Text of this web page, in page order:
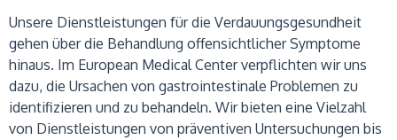
Unsere Dienstleistungen für die Verdauungsgesundheit
gehen über die Behandlung offensichtlicher Symptome
hinaus. Im European Medical Center verpflichten wir uns
dazu, die Ursachen von gastrointestinale Problemen zu
identifizieren und zu behandeln. Wir bieten eine Vielzahl
von Dienstleistungen von präventiven Untersuchungen bis